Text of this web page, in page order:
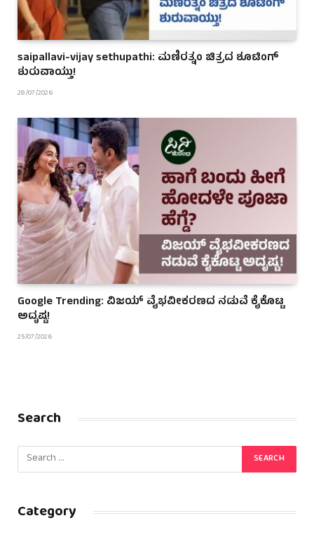
saipallavi-vijay sethupathi: ಮಣಿರತ್ನಂ ಚಿತ್ರದ ಶೂಟಿಂಗ್
ಶುರುವಾಯ್ತು!
28/07/2026
Google Trending: ವಿಜಯ್ ವೈಭವೀಕರಣದ ನಡುವೆ ಕೈಕೊಟ್ಟ
ಅದೃಷ್ಟ!
25/07/2026
Search
Category